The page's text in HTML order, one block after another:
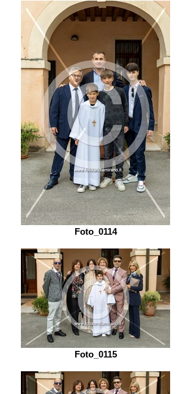
Foto_0114
Foto_0115